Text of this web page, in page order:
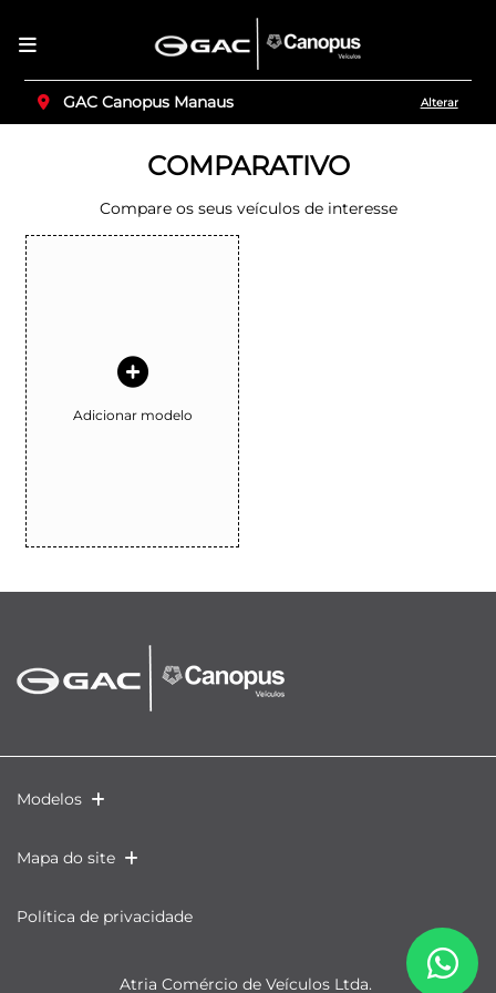
GAC Canopus Manaus Alterar
COMPARATIVO
Compare os seus veículos de interesse
Adicionar modelo
Modelos
Mapa do site
Política de privacidade
Atria Comércio de Veículos Ltda.